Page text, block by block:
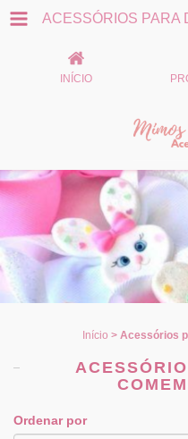
INÍCIO
Início > Acessórios
Ordenar por